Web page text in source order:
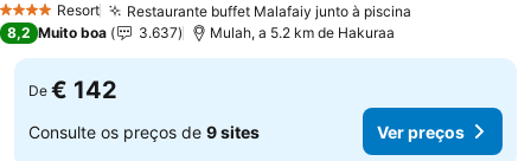
4 EstrelasResort Restaurante buffet Malafaiy junto à piscina
8,2 Muito boa 3.637 Mulah, a 5.2 km de Hakuraa
De € 142
Consulte os preços de 9 sites Ver preços